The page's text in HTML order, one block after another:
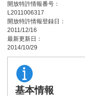
開放特許情報番号：
L2011006317
開放特許情報登録日：
2011/12/16
最新更新日：
2014/10/29
基本情報